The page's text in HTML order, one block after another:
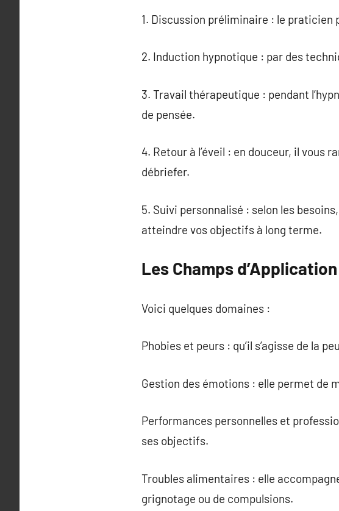
1. Discussion préliminaire : le
2. Induction hypnotique : par des
3. Travail thérapeutique : pendant
de pensée.
4. Retour à l’éveil : en douceur, il vous
débriefer.
5. Suivi personnalisé : selon les
atteindre vos objectifs à long terme.
Les Champs
Voici quelques domaines :
Phobies et peurs : qu’il s’agisse de la
Gestion des émotions : elle permet de
Performances personnelles et
ses objectifs.
Troubles alimentaires : elle
grignotage ou de compulsions.